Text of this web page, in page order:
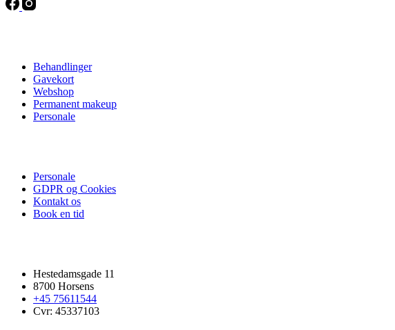
Behandlinger
Gavekort
Webshop
Permanent makeup
Personale
Personale
GDPR og Cookies
Kontakt os
Book en tid
Hestedamsgade 11
8700 Horsens
+45 75611544
Cvr: 45337103